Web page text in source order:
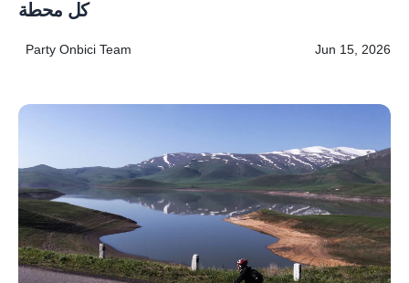
كل محطة
Party Onbici Team Jun 15, 2026